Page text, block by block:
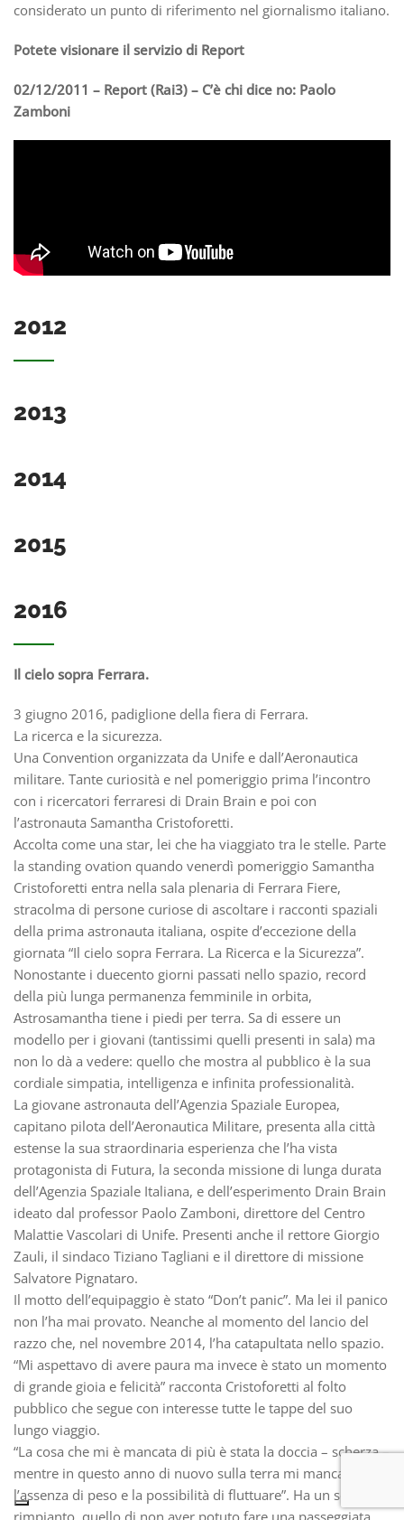
considerato un punto di riferimento nel giornalismo italiano.
Potete visionare il servizio di Report
02/12/2011 – Report (Rai3) – C’è chi dice no: Paolo
Zamboni
2012
2013
2014
2015
2016
Il cielo sopra Ferrara.
3 giugno 2016, padiglione della fiera di Ferrara.
La ricerca e la sicurezza.
Una Convention organizzata da Unife e dall’Aeronautica
militare. Tante curiosità e nel pomeriggio prima l’incontro
con i ricercatori ferraresi di Drain Brain e poi con
l’astronauta Samantha Cristoforetti.
Accolta come una star, lei che ha viaggiato tra le stelle. Parte
la standing ovation quando venerdì pomeriggio Samantha
Cristoforetti entra nella sala plenaria di Ferrara Fiere,
stracolma di persone curiose di ascoltare i racconti spaziali
della prima astronauta italiana, ospite d’eccezione della
giornata “Il cielo sopra Ferrara. La Ricerca e la Sicurezza”.
Nonostante i duecento giorni passati nello spazio, record
della più lunga permanenza femminile in orbita,
Astrosamantha tiene i piedi per terra. Sa di essere un
modello per i giovani (tantissimi quelli presenti in sala) ma
non lo dà a vedere: quello che mostra al pubblico è la sua
cordiale simpatia, intelligenza e infinita professionalità.
La giovane astronauta dell’Agenzia Spaziale Europea,
capitano pilota dell’Aeronautica Militare, presenta alla città
estense la sua straordinaria esperienza che l’ha vista
protagonista di Futura, la seconda missione di lunga durata
dell’Agenzia Spaziale Italiana, e dell’esperimento Drain Brain
ideato dal professor Paolo Zamboni, direttore del Centro
Malattie Vascolari di Unife. Presenti anche il rettore Giorgio
Zauli, il sindaco Tiziano Tagliani e il direttore di missione
Salvatore Pignataro.
Il motto dell’equipaggio è stato “Don’t panic”. Ma lei il panico
non l’ha mai provato. Neanche al momento del lancio del
razzo che, nel novembre 2014, l’ha catapultata nello spazio.
“Mi aspettavo di avere paura ma invece è stato un momento
di grande gioia e felicità” racconta Cristoforetti al folto
pubblico che segue con interesse tutte le tappe del suo
lungo viaggio.
“La cosa che mi è mancata di più è stata la doccia – scherza –
mentre in questo anno di nuovo sulla terra mi manca
l’assenza di peso e la possibilità di fluttuare”. Ha un solo
rimpianto, quello di non aver potuto fare una passeggiata